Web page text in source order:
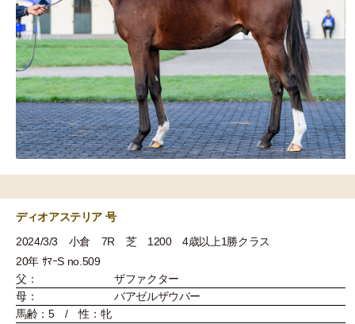
ディオアステリア 号
2024/3/3 小倉 7R 芝 1200 4歳以上1勝クラス
20年 ｻﾏｰS no.509
父：
ザファクター
母：
バアゼルザウバー
馬齢：5 / 性：牝